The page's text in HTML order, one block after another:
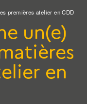
un(e)
en
premières atelier en CDD